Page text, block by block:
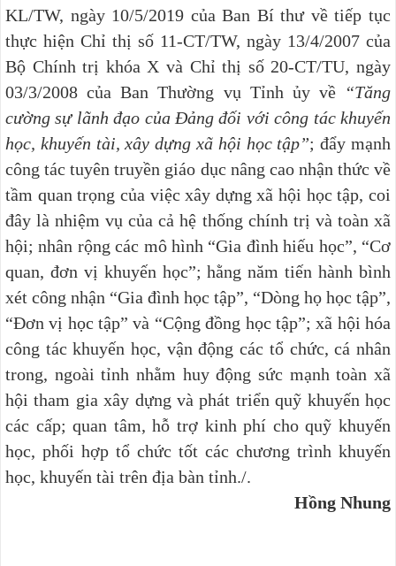
KL/TW, ngày 10/5/2019 của Ban Bí thư về tiếp tục
thực hiện Chỉ thị số 11-CT/TW, ngày 13/4/2007 của
Bộ Chính trị khóa X và Chỉ thị số 20-CT/TU, ngày
03/3/2008 của Ban Thường vụ Tỉnh ủy về “Tăng
cường sự lãnh đạo của Đảng đối với công tác khuyến
học, khuyến tài, xây dựng xã hội học tập”; đẩy mạnh
công tác tuyên truyền giáo dục nâng cao nhận thức về
tầm quan trọng của việc xây dựng xã hội học tập, coi
đây là nhiệm vụ của cả hệ thống chính trị và toàn xã
hội; nhân rộng các mô hình “Gia đình hiếu học”, “Cơ
quan, đơn vị khuyến học”; hằng năm tiến hành bình
xét công nhận “Gia đình học tập”, “Dòng họ học tập”,
“Đơn vị học tập” và “Cộng đồng học tập”; xã hội hóa
công tác khuyến học, vận động các tổ chức, cá nhân
trong, ngoài tỉnh nhằm huy động sức mạnh toàn xã
hội tham gia xây dựng và phát triển quỹ khuyến học
các cấp; quan tâm, hỗ trợ kinh phí cho quỹ khuyến
học, phối hợp tổ chức tốt các chương trình khuyến
học, khuyến tài trên địa bàn tỉnh./.
Hồng Nhung